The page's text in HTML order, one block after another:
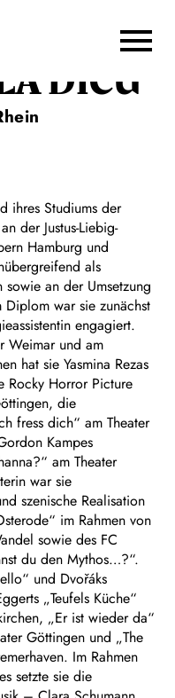
DICU
ihres Studiums der
der Justus-Liebig-
Hamburg und
als
an der Umsetzung
war sie zunächst
engagiert.
Weimar und am
hat sie Yasmina Rezas
Rocky Horror Picture
die
fress dich“ am Theater
Kampes
am Theater
war sie
szenische Realisation
im Rahmen von
sowie des FC
du den Mythos…?“.
und Dvořáks
„Teufels Küche“
„Er ist wieder da“
Göttingen und „The
Im Rahmen
setzte sie die